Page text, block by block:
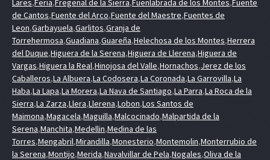
Lares,Feria,Fregenal de la Sierra,Fuenlabrada de los Montes,Fuente
de Cantos,Fuente del Arco,Fuente del Maestre,Fuentes de
Leon,Garbayuela,Garlitos,Granja de
Torrehermosa,Guadiana,Guareña,Helechosa de los Montes,Herrera
del Duque,Higuera de la Serena,Higuera de Llerena,Higuera de
Vargas,Higuera la Real,Hinojosa del Valle,Hornachos,Jerez de los
Caballeros,La Albuera,La Codosera,La Coronada,La Garrovilla,La
Haba,La Lapa,La Morera,La Nava de Santiago,La Parra,La Roca de la
Sierra,La Zarza,Llera,Llerena,Lobon,Los Santos de
Maimona,Magacela,Maguilla,Malcocinado,Malpartida de la
Serena,Manchita,Medellin,Medina de las
Torres,Mengabril,Mirandilla,Monesterio,Montemolin,Monterrubio de
la Serena,Montijo,Merida,Navalvillar de Pela,Nogales,Oliva de la